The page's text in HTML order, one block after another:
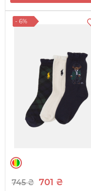
- 6%
745 ₴ 701 ₴